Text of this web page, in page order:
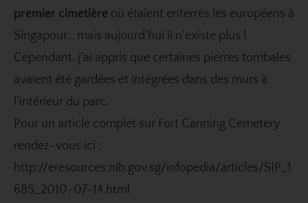
premier cimetière où étaient enterrés les européens à
Singapour… mais aujourd’hui il n’existe plus !
Cependant, j’ai appris que certaines pierres tombales
avaient été gardées et intégrées dans des murs à
l’intérieur du parc.
Pour un article complet sur Fort Canning Cemetery
rendez-vous ici :
http://eresources.nlb.gov.sg/infopedia/articles/SIP_1
685_2010-07-14.html